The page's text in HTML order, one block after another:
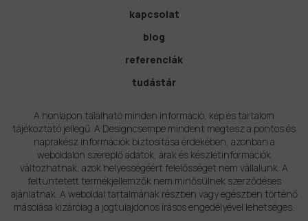
kapcsolat
blog
referenciák
tudástár
A honlapon található minden információ, kép és tartalom
tájékoztató jellegű. A Designcsempe mindent megtesz a pontos és
naprakész információk biztosítása érdekében, azonban a
weboldalon szereplő adatok, árak és készletinformációk
változhatnak, azok helyességéért felelősséget nem vállalunk. A
feltüntetett termékjellemzők nem minősülnek szerződéses
ajánlatnak. A weboldal tartalmának részben vagy egészben történő
másolása kizárólag a jogtulajdonos írásos engedélyével lehetséges.